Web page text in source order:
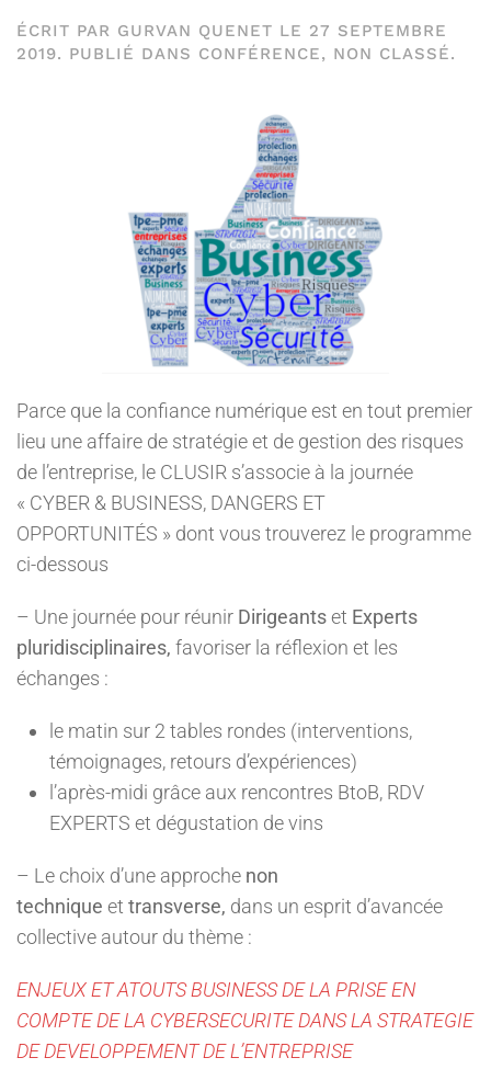
ÉCRIT PAR GURVAN QUENET LE 27 SEPTEMBRE
2019. PUBLIÉ DANS CONFÉRENCE, NON CLASSÉ.
Parce que la confiance numérique est en tout premier
lieu une affaire de stratégie et de gestion des risques
de l’entreprise, le CLUSIR s’associe à la journée
« CYBER & BUSINESS, DANGERS ET
OPPORTUNITÉS » dont vous trouverez le programme
ci-dessous
– Une journée pour réunir Dirigeantset Experts
pluridisciplinaires, favoriser la réflexion et les
échanges :
le matin sur 2 tables rondes (interventions,
témoignages, retours d’expériences)
l’après-midi grâce aux rencontres BtoB, RDV
EXPERTS et dégustation de vins
– Le choix d’une approche non
technique et transverse, dans un esprit d’avancée
collective autour du thème :
ENJEUX ET ATOUTS BUSINESS DE LA PRISE EN
COMPTE DE LA CYBERSECURITE DANS LA STRATEGIE
DE DEVELOPPEMENT DE L’ENTREPRISE